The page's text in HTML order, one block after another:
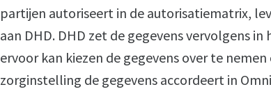
partijen autoriseert in de autorisatiematrix,
aan DHD. DHD zet de gegevens vervolgens
ervoor kan kiezen de gegevens over te
zorginstelling de gegevens accordeert in